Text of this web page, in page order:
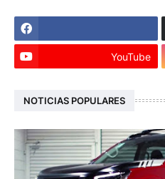
YouTube
NOTICIAS POPULARES